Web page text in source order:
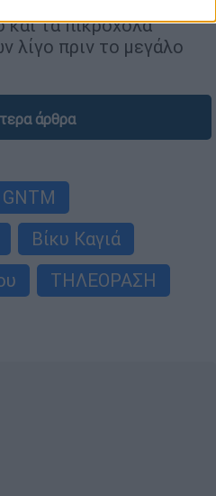
τα πικρόχολα
λίγο πριν το μεγάλο
άρθρα
Βίκυ Καγιά
ΤΗΛΕΟΡΑΣΗ